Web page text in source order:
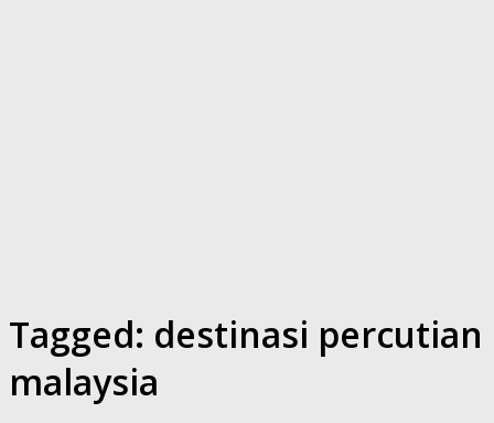
Tagged: destinasi percutian
malaysia